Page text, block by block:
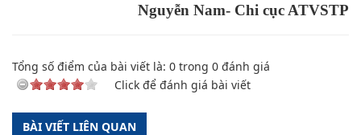
Nguyễn Nam- Chi cục ATVSTP
Tổng số điểm của bài viết là: 0 trong 0 đánh giá
Click để đánh giá bài viết
BÀI VIẾT LIÊN QUAN